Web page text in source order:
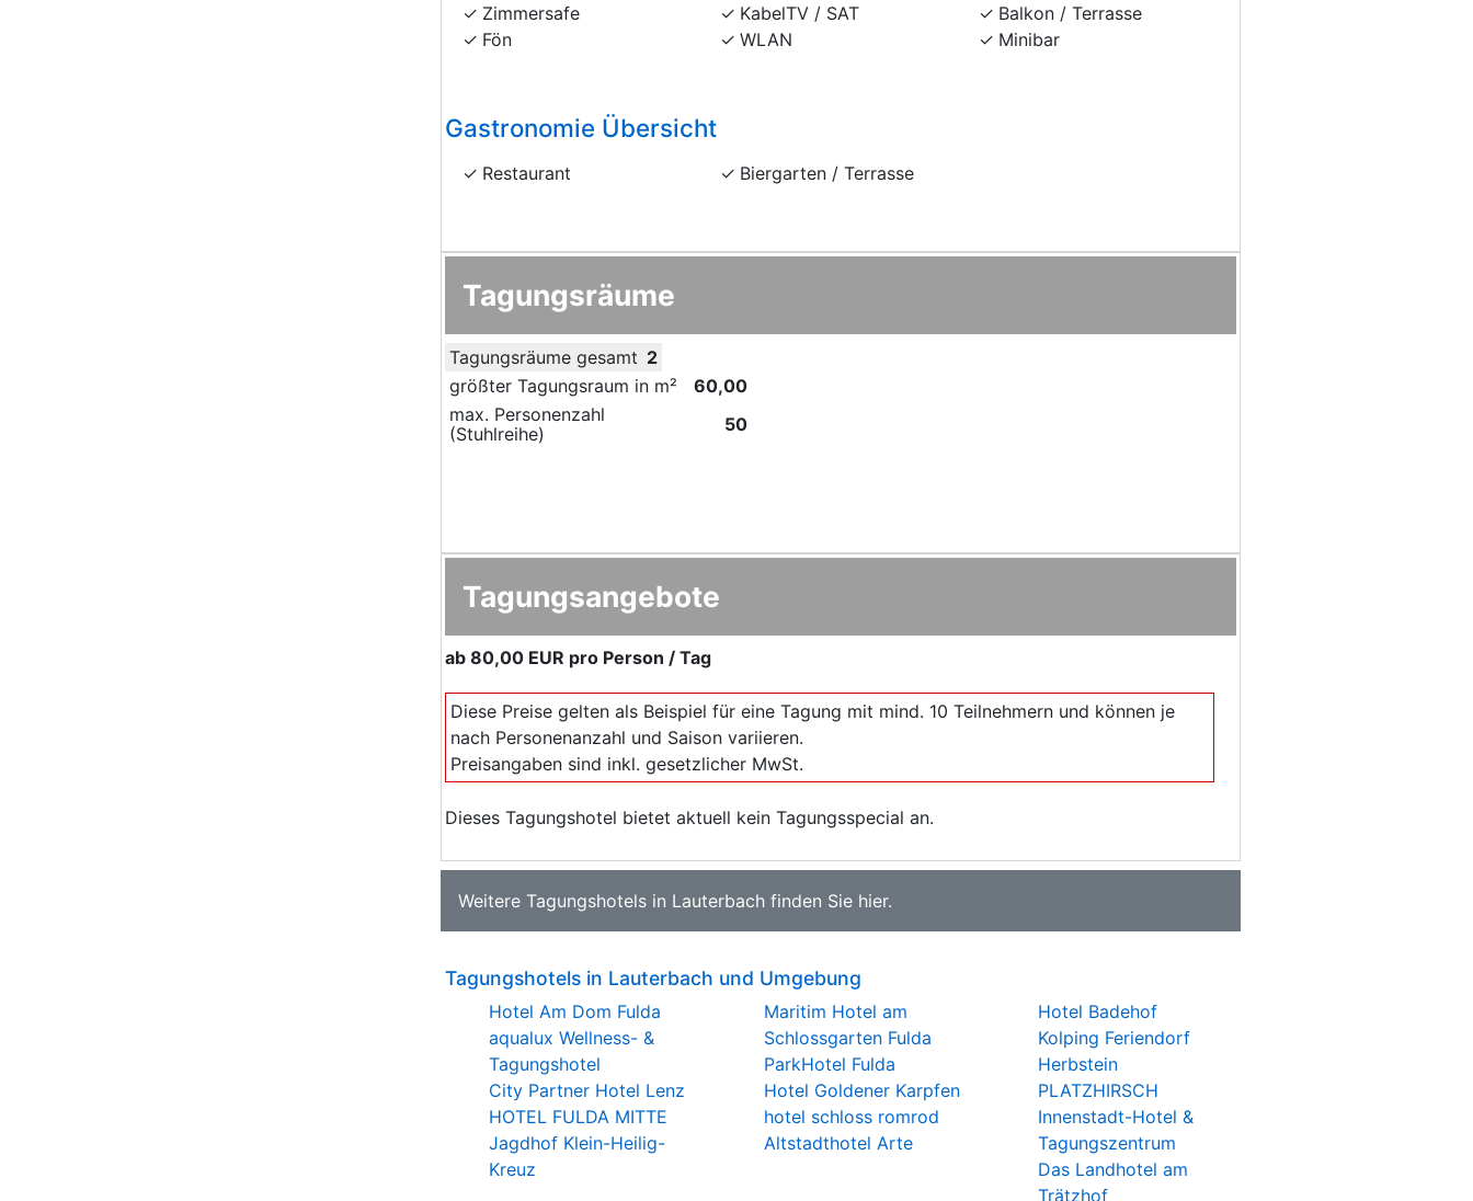
Zimmersafe
Fön
KabelTV / SAT
WLAN
Balkon / Terrasse
Minibar
Gastronomie Übersicht
Restaurant Biergarten / Terrasse
Tagungsräume
Tagungsräume gesamt 2
größter Tagungsraum in m²
60,00
max. Personenzahl
(Stuhlreihe)
50
Tagungsangebote
ab 80,00 EUR pro Person / Tag
Diese Preise gelten als Beispiel für eine Tagung mit mind. 10 Teilnehmern und können je
nach Personenanzahl und Saison variieren.
Preisangaben sind inkl. gesetzlicher MwSt.
Dieses Tagungshotel bietet aktuell kein Tagungsspecial an.
Weitere Tagungshotels in Lauterbach finden Sie hier.
Tagungshotels in Lauterbach und Umgebung
Hotel Am Dom Fulda
aqualux Wellness- &
Tagungshotel
City Partner Hotel Lenz
HOTEL FULDA MITTE
Jagdhof Klein-Heilig-
Kreuz
Maritim Hotel am
Schlossgarten Fulda
ParkHotel Fulda
Hotel Goldener Karpfen
hotel schloss romrod
Altstadthotel Arte
Hotel Badehof
Kolping Feriendorf
Herbstein
PLATZHIRSCH
Innenstadt-Hotel &
Tagungszentrum
Das Landhotel am
Trätzhof